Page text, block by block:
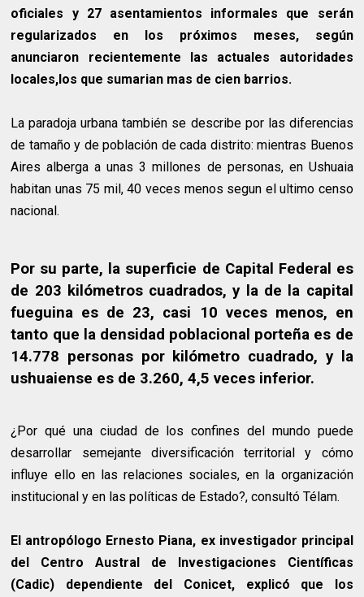
oficiales y 27 asentamientos informales que serán
regularizados en los próximos meses, según
anunciaron recientemente las actuales autoridades
locales,los que sumarian mas de cien barrios.
La paradoja urbana también se describe por las diferencias
de tamaño y de población de cada distrito: mientras Buenos
Aires alberga a unas 3 millones de personas, en Ushuaia
habitan unas 75 mil, 40 veces menos segun el ultimo censo
nacional.
Por su parte, la superficie de Capital Federal es
de 203 kilómetros cuadrados, y la de la capital
fueguina es de 23, casi 10 veces menos, en
tanto que la densidad poblacional porteña es de
14.778 personas por kilómetro cuadrado, y la
ushuaiense es de 3.260, 4,5 veces inferior.
¿Por qué una ciudad de los confines del mundo puede
desarrollar semejante diversificación territorial y cómo
influye ello en las relaciones sociales, en la organización
institucional y en las políticas de Estado?, consultó Télam.
El antropólogo Ernesto Piana, ex investigador principal
del Centro Austral de Investigaciones Científicas
(Cadic) dependiente del Conicet, explicó que los